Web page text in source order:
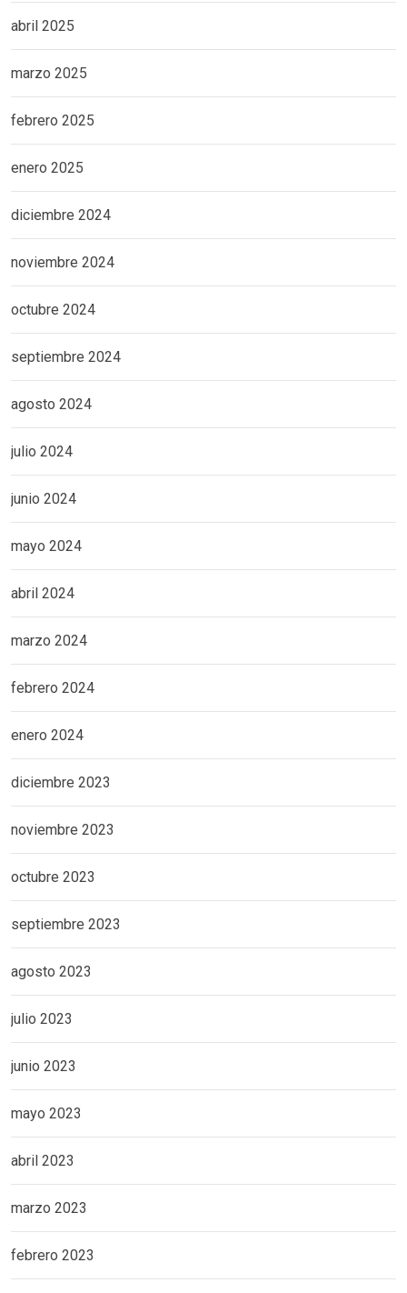
abril 2025
marzo 2025
febrero 2025
enero 2025
diciembre 2024
noviembre 2024
octubre 2024
septiembre 2024
agosto 2024
julio 2024
junio 2024
mayo 2024
abril 2024
marzo 2024
febrero 2024
enero 2024
diciembre 2023
noviembre 2023
octubre 2023
septiembre 2023
agosto 2023
julio 2023
junio 2023
mayo 2023
abril 2023
marzo 2023
febrero 2023